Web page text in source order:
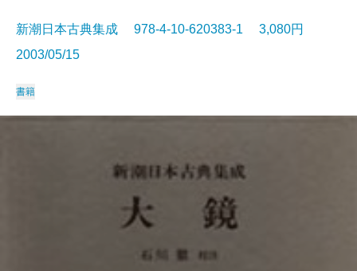
新潮日本古典集成 978-4-10-620383-1 3,080円
2003/05/15
書籍